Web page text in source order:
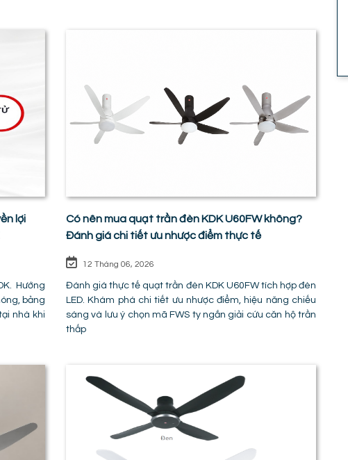
lợi
Hướng
bảng
nhà khi
Có nên mua quạt trần đèn KDK U60FW không?
Đánh giá chi tiết ưu nhược điểm thực tế
12 Tháng 06, 2026
Đánh giá thực tế quạt trần đèn KDK U60FW tích hợp đèn
LED. Khám phá chi tiết ưu nhược điểm, hiệu năng chiếu
sáng và lưu ý chọn mã FWS ty ngắn giải cứu căn hộ trần
thấp